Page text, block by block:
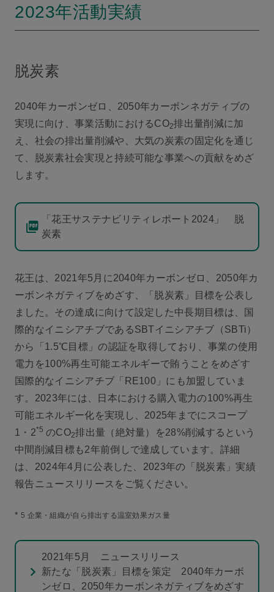
2023年活動実績
脱炭素
2040年カーボンゼロ、2050年カーボンネガティブの
実現に向け、事業活動におけるCO2排出量削減に加
え、社会の排出量削減や、大気の炭素の固定化を通じ
て、脱炭素社会実現と持続可能な事業への貢献をめざ
します。
「花王サステナビリティレポート2024」 脱
炭素
花王は、2021年5月に2040年カーボンゼロ、2050年カ
ーボンネガティブをめざす、「脱炭素」目標を公表し
ました。その達成に向けて設定した中長期目標は、国
際的なイニシアチブであるSBTイニシアチブ（SBTi）
から「1.5℃目標」の認証を取得しており、事業の使用
電力を100%再生可能エネルギーで賄うことをめざす
国際的なイニシアチブ「RE100」にも加盟していま
す。2023年には、日本における購入電力の100%再生
可能エネルギー化を実現し、2025年までにスコープ
1・2*5 のCO2排出量（絶対量）を28%削減するという
中間削減目標も2年前倒しで達成しています。詳細
は、2024年4月に公表した、2023年の「脱炭素」実績
報告ニュースリリースをご覧ください。
* 5 企業・組織が自ら排出する温室効果ガス量
2021年5月 ニュースリリース
新たな「脱炭素」目標を策定 2040年カーボ
ンゼロ、2050年カーボンネガティブをめざす